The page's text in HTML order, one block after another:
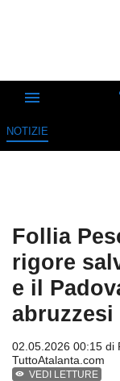
NOTIZIE
Follia
rigore
e il
abruzzesi
02.05.2026 00:15 di
TuttoAtalanta.com
VEDI LETTURE